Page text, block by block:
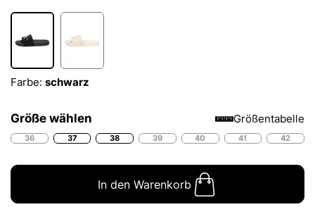
Farbe: schwarz
Größe wählen Größentabelle
36 37 38 39 40 41 42
In den Warenkorb